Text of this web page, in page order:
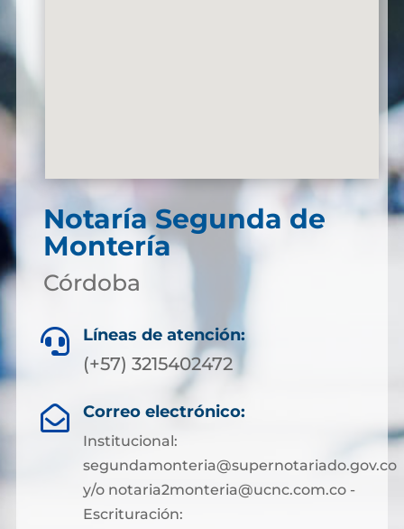
Notaría Segunda de
Montería
Córdoba
 Líneas de atención:
(+57) 3215402472
 Correo electrónico:
Institucional:
segundamonteria@supernotariado.gov.co
y/o notaria2monteria@ucnc.com.co -
Escrituración: